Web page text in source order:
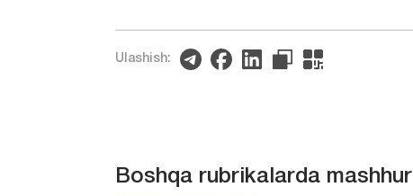
Ulashish:
Boshqa rubrikalarda mashhur